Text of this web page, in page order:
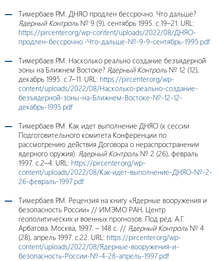
Тимербаев Р.М. ДНЯО продлен бессрочно. Что дальше?
Ядерный Контроль № 9 (9), сентябрь 1995. c.19–21. URL:
https://pircenter.org/wp-content/uploads/2022/08/ДНЯО-
продлен-бессрочно.-Что-дальше-№-9-9-сентябрь-1995.pdf
Тимербаев Р.М. Насколько реально создание безъядерной
зоны на Ближнем Востоке? Ядерный Контроль № 12 (12),
декабрь 1995. c.7–11. URL: https://pircenter.org/wp-
content/uploads/2022/08/Насколько-реально-создание-
безъядерной-зоны-на-Ближнем-Востоке-№-12-12-
декабрь-1995.pdf
Тимербаев Р.М. Как идет выполнение ДНЯО (к сессии
Подготовительного комитета Конференции по
рассмотрению действия Договора о нераспространении
ядерного оружия). Ядерный Контроль № 2 (26), февраль
1997. c.2–4. URL: https://pircenter.org/wp-
content/uploads/2022/08/Как-идет-выполнение-ДНЯО-№-2-
26-февраль-1997.pdf
Тимербаев Р.М. Рецензия на книгу «Ядерные вооружения и
безопасность России» // ИМЭМО РАН, Центр
геополитических и военных прогнозов. Под ред. А.Г.
Арбатова. Москва, 1997. – 148 с. // Ядерный Контроль № 4
(28), апрель 1997. c.22. URL: https://pircenter.org/wp-
content/uploads/2022/08/Ядерные-вооружения-и-
безопасность-России-№-4-28-апрель-1997.pdf